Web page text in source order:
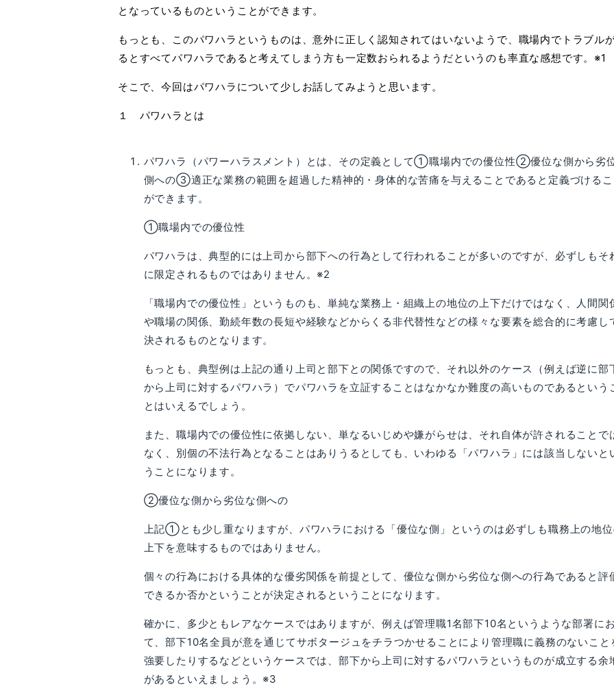
となっているものということができます。
もっとも、このパワハラというものは、意外に正しく認知されてはいないようで、職場内で トラブル
るとすべてパワハラであると考えてしまう方も一定数おられるようだというのも率直な感想です。※1
そこで、今回はパワハラについて少しお話してみようと思います。
１ パワハラとは
パワハラ（パワーハラスメント）とは、その定義として①職場内での優位性②優位な側から劣
側への③適正な業務の範囲を超過した精神的・身体的な苦痛を与えることであると定義づけるこ
ができます。
①職場内での優位性
パワハラは、典型的には上司から部下への行為として行われることが多いのですが、必ずしもそ
に限定されるものではありません。※2
「職場内での優位性」というものも、単純な業務上・組織上の地位の上下だけではなく、人間関
や職場の関係、勤続年数の長短や経験などからくる非代替性などの様々な要素を総合的に考慮し
決されるものとなります。
もっとも、典型例は上記の通り上司と部下との関係ですので、それ以外のケース（例えば逆に部
から上司に対するパワハラ）でパワハラを立証することはなかなか難度の高いものであるという
とはいえるでしょう。
また、職場内での優位性に依拠しない、単なるいじめや嫌がらせは、それ自体が許されることで
なく、別個の不法行為となることはありうるとしても、いわゆる「パワハラ」には該当しないと
うことになります。
②優位な側から劣位な側への
上記①とも少し重なりますが、パワハラにおける「優位な側」というのは必ずしも職務上の地
上下を意味するものではありません。
個々の行為における具体的な優劣関係を前提として、優位な側から劣位な側への行為であると評
できるか否かということが決定されるということになります。
確かに、多少ともレアなケースではありますが、例えば管理職1名部下10名というような部署に
て、部下10名全員が意を通じてサボタージュをチラつかせることにより管理職に義務のないこと
強要したりするなどというケースでは、部下から上司に対するパワハラというものが成立する余
があるといえましょう。※3